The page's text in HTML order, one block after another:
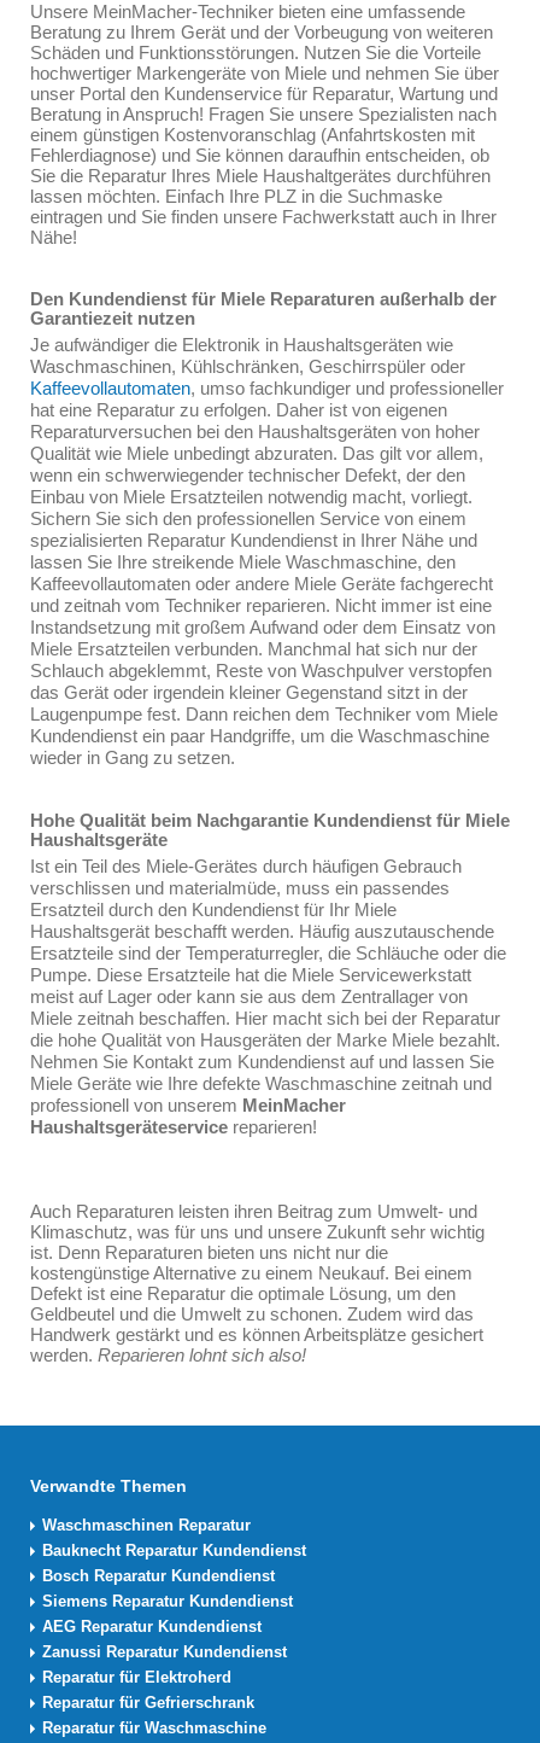
Unsere MeinMacher-Techniker bieten eine umfassende
Beratung zu Ihrem Gerät und der Vorbeugung von weiteren
Schäden und Funktionsstörungen. Nutzen Sie die Vorteile
hochwertiger Markengeräte von Miele und nehmen Sie über
unser Portal den Kundenservice für Reparatur, Wartung und
Beratung in Anspruch! Fragen Sie unsere Spezialisten nach
einem günstigen Kostenvoranschlag (Anfahrtskosten mit
Fehlerdiagnose) und Sie können daraufhin entscheiden, ob
Sie die Reparatur Ihres Miele Haushaltgerätes durchführen
lassen möchten. Einfach Ihre PLZ in die Suchmaske
eintragen und Sie finden unsere Fachwerkstatt auch in Ihrer
Nähe!
Den Kundendienst für Miele Reparaturen außerhalb der
Garantiezeit nutzen
Je aufwändiger die Elektronik in Haushaltsgeräten wie
Waschmaschinen, Kühlschränken, Geschirrspüler oder
Kaffeevollautomaten, umso fachkundiger und professioneller
hat eine Reparatur zu erfolgen. Daher ist von eigenen
Reparaturversuchen bei den Haushaltsgeräten von hoher
Qualität wie Miele unbedingt abzuraten. Das gilt vor allem,
wenn ein schwerwiegender technischer Defekt, der den
Einbau von Miele Ersatzteilen notwendig macht, vorliegt.
Sichern Sie sich den professionellen Service von einem
spezialisierten Reparatur Kundendienst in Ihrer Nähe und
lassen Sie Ihre streikende Miele Waschmaschine, den
Kaffeevollautomaten oder andere Miele Geräte fachgerecht
und zeitnah vom Techniker reparieren. Nicht immer ist eine
Instandsetzung mit großem Aufwand oder dem Einsatz von
Miele Ersatzteilen verbunden. Manchmal hat sich nur der
Schlauch abgeklemmt, Reste von Waschpulver verstopfen
das Gerät oder irgendein kleiner Gegenstand sitzt in der
Laugenpumpe fest. Dann reichen dem Techniker vom Miele
Kundendienst ein paar Handgriffe, um die Waschmaschine
wieder in Gang zu setzen.
Hohe Qualität beim Nachgarantie Kundendienst für Miele
Haushaltsgeräte
Ist ein Teil des Miele-Gerätes durch häufigen Gebrauch
verschlissen und materialmüde, muss ein passendes
Ersatzteil durch den Kundendienst für Ihr Miele
Haushaltsgerät beschafft werden. Häufig auszutauschende
Ersatzteile sind der Temperaturregler, die Schläuche oder die
Pumpe. Diese Ersatzteile hat die Miele Servicewerkstatt
meist auf Lager oder kann sie aus dem Zentrallager von
Miele zeitnah beschaffen. Hier macht sich bei der Reparatur
die hohe Qualität von Hausgeräten der Marke Miele bezahlt.
Nehmen Sie Kontakt zum Kundendienst auf und lassen Sie
Miele Geräte wie Ihre defekte Waschmaschine zeitnah und
professionell von unserem MeinMacher
Haushaltsgeräteservice reparieren!
Auch Reparaturen leisten ihren Beitrag zum Umwelt- und
Klimaschutz, was für uns und unsere Zukunft sehr wichtig
ist. Denn Reparaturen bieten uns nicht nur die
kostengünstige Alternative zu einem Neukauf. Bei einem
Defekt ist eine Reparatur die optimale Lösung, um den
Geldbeutel und die Umwelt zu schonen. Zudem wird das
Handwerk gestärkt und es können Arbeitsplätze gesichert
werden. Reparieren lohnt sich also!
Verwandte Themen
Waschmaschinen Reparatur
Bauknecht Reparatur Kundendienst
Bosch Reparatur Kundendienst
Siemens Reparatur Kundendienst
AEG Reparatur Kundendienst
Zanussi Reparatur Kundendienst
Reparatur für Elektroherd
Reparatur für Gefrierschrank
Reparatur für Waschmaschine